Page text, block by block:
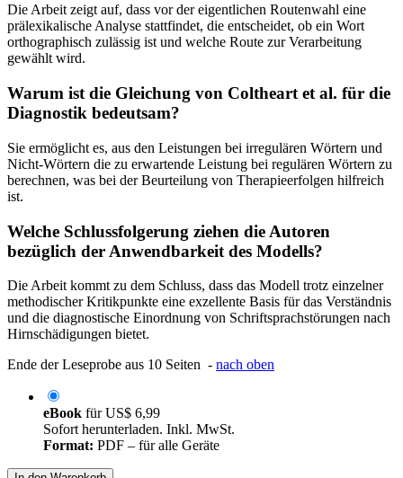
Die Arbeit zeigt auf, dass vor der eigentlichen Routenwahl eine
prälexikalische Analyse stattfindet, die entscheidet, ob ein Wort
orthographisch zulässig ist und welche Route zur Verarbeitung
gewählt wird.
Warum ist die Gleichung von Coltheart et al. für die
Diagnostik bedeutsam?
Sie ermöglicht es, aus den Leistungen bei irregulären Wörtern und
Nicht-Wörtern die zu erwartende Leistung bei regulären Wörtern zu
berechnen, was bei der Beurteilung von Therapieerfolgen hilfreich
ist.
Welche Schlussfolgerung ziehen die Autoren
bezüglich der Anwendbarkeit des Modells?
Die Arbeit kommt zu dem Schluss, dass das Modell trotz einzelner
methodischer Kritikpunkte eine exzellente Basis für das Verständnis
und die diagnostische Einordnung von Schriftsprachstörungen nach
Hirnschädigungen bietet.
Ende der Leseprobe aus 10 Seiten - nach oben
eBook fürUS$ 6,99
Sofort herunterladen. Inkl. MwSt.
Format: PDF – für alle Geräte